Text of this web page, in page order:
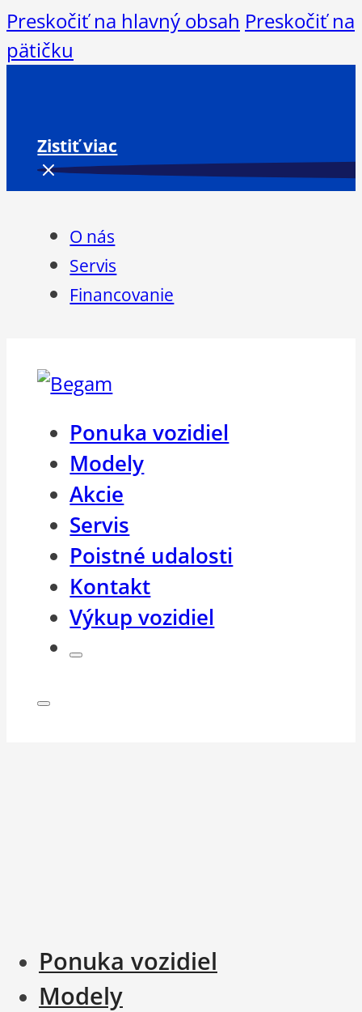
Preskočiť na hlavný obsah Preskočiť na
pätičku
Zistiť viac
O nás
Servis
Financovanie
Ponuka vozidiel
Modely
Akcie
Servis
Poistné udalosti
Kontakt
Výkup vozidiel
Ponuka vozidiel
Modely